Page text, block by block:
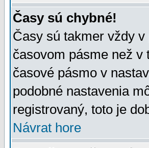
Časy sú chybné!
Časy sú takmer vždy
časovom pásme než
časové pásmo v
podobné nastavenia
registrovaný, toto je
Návrat hore